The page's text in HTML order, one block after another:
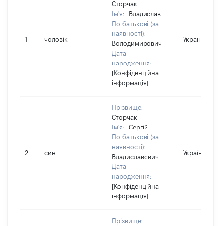
1 чоловік
Сторчак
Ім'я:
Владислав
По батькові (за
наявності):
Володимирович
Дата
народження:
[Конфіденційна
інформація]
Україна
2 син
Прізвище:
Сторчак
Ім'я:
Сергій
По батькові (за
наявності):
Владиславович
Дата
народження:
[Конфіденційна
інформація]
Україна
Прізвище: